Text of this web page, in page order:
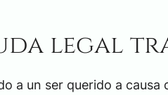
legal
a un ser querido a